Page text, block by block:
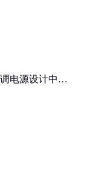
电源设计中的